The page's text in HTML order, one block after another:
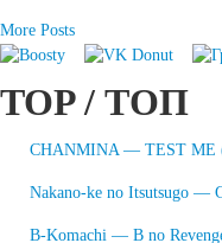
More Posts
TOP / ТОП
CHANMINA — TEST ME
Nakano-ke no Itsutsugo —
B-Komachi — B no